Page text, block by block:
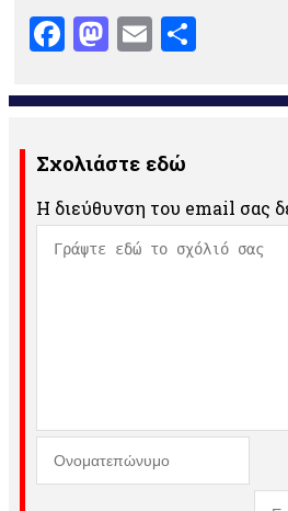
Facebook
Mastodon
Email
Σχολιάστε εδώ
Η διεύθυνση του email σας